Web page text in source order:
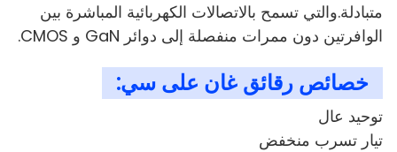
متبادلة.والتي تسمح بالاتصالات الكهربائية المباشرة بين
الوافرتين دون ممرات منفصلة إلى دوائر GaN و CMOS.
خصائص رقائق غان على سي:
توحيد عال
تيار تسرب منخفض